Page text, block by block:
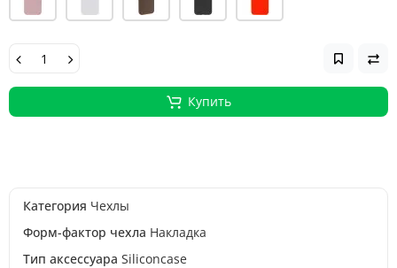
Купить
Категория Чехлы
Форм-фактор чехла Накладка
Тип аксессуара Siliconcase